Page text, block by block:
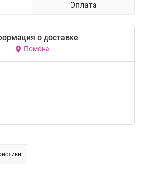
Оплата
о доставке
Помона